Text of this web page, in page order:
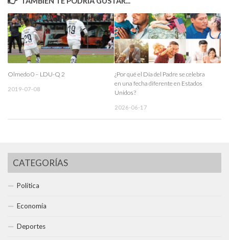
Olmedo 0 – LDU-Q 2
2019-07-08
¿Por qué el Día del Padre se celebra
en una fecha diferente en Estados
Unidos?
2026-06-17
CATEGORÍAS
Política
Economía
Deportes